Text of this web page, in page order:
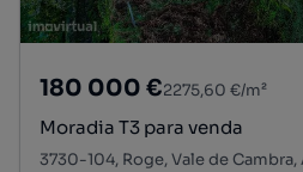
180 000 €2275,60 €/m²
Moradia T3 para venda
3730-104, Roge, Vale de Cambra,